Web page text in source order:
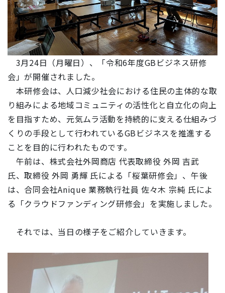
3月24日（月曜日）、「令和6年度GBビジネス研修
会」が開催されました。
本研修会は、人口減少社会における住民の主体的な取
り組みによる地域コミュニティの活性化と自立化の向上
を目指すため、元気ムラ活動を持続的に支える仕組みづ
くりの手段として行われているGBビジネスを推進する
ことを目的に行われたものです。
午前は、株式会社外岡商店 代表取締役 外岡 吉武
氏、取締役 外岡 勇輝 氏による「桜葉研修会」、午後
は、合同会社Anique 業務執行社員 佐々木 宗純 氏によ
る「クラウドファンディング研修会」を実施しました。
それでは、当日の様子をご紹介していきます。